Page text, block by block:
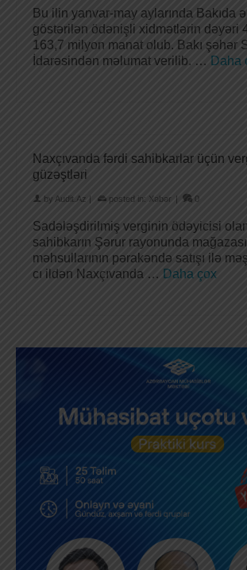
Bu ilin yanvar-may aylarında Bakıda
göstərilən ödənişli xidmətlərin dəyəri
163,7 milyon manat olub. Bakı şəhər
İdarəsindən məlumat verilib. … Daha
Naxçıvanda fərdi sahibkarlar üçün
güzəştləri
by Audit.Az | posted in: Xəbər | 0
Sadələşdirilmiş verginin ödəyicisi
sahibkarın Şərur rayonunda
məhsullarının pərakəndə satışı ilə
cı ildən Naxçıvanda … Daha çox